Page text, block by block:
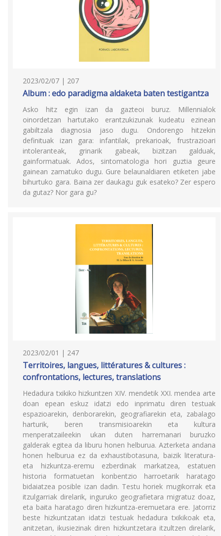
2023/02/07 | 207
Album : edo paradigma aldaketa baten testigantza
Asko hitz egin izan da gazteoi buruz. Millennialok
oinordetzan hartutako erantzukizunak kudeatu ezinean
gabiltzala diagnosia jaso dugu. Ondorengo hitzekin
definituak izan gara: infantilak, prekarioak, frustrazioari
intoleranteak, grinarik gabeak, bizitzan galduak,
gainformatuak. Ados, sintomatologia hori guztia geure
gainean zamatuko dugu. Gure belaunaldiaren etiketen jabe
bihurtuko gara. Baina zer daukagu guk esateko? Zer espero
da gutaz? Nor gara gu?
2023/02/01 | 247
Territoires, langues, littératures & cultures :
confrontations, lectures, translations
Hedadura txikiko hizkuntzen XIV. mendetik XXI. mendea arte
doan epean eskuz idatzi edo inprimatu diren testuak
espazioarekin, denborarekin, geografiarekin eta, zabalago
harturik, beren transmisioarekin eta kultura
menperatzaileekin ukan duten harremanari buruzko
galderak egitea da liburu honen helburua. Azterketa andana
honen helburua ez da exhaustibotasuna, baizik literatura-
eta hizkuntza-eremu ezberdinak markatzea, estatuen
historia formatuetan konbentzio harroetarik haratago
bidaiatzea posible izan dadin. Testu horiek mugikorrak eta
itzulgarriak direlarik, inguruko geografietara migratuz doaz,
eta baita haratago diren hizkuntza-eremuetara ere. Jatorriz
beste hizkuntzatan idatzi testuak hedadura txikikoak eta,
anitzetan, ikusiezinak diren hizkuntzetara itzultzen direlarik,